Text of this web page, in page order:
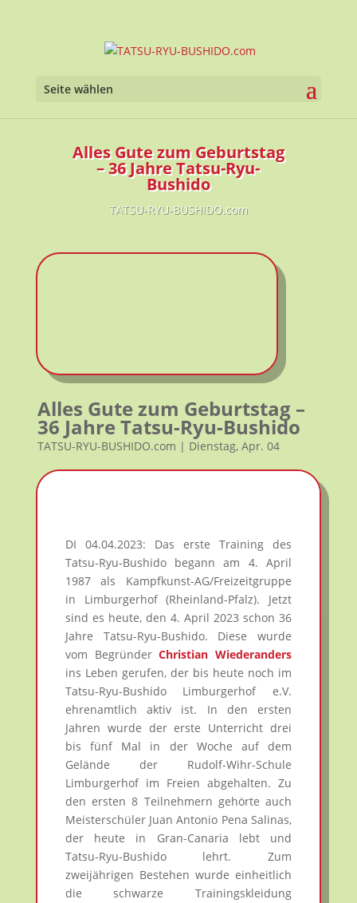
Seite wählen
Alles Gute zum Geburtstag
– 36 Jahre Tatsu-Ryu-
Bushido
TATSU-RYU-BUSHIDO.com
Alles Gute zum Geburtstag –
36 Jahre Tatsu-Ryu-Bushido
TATSU-RYU-BUSHIDO.com | Dienstag, Apr. 04
DI 04.04.2023: Das erste Training des
Tatsu-Ryu-Bushido begann am 4. April
1987 als Kampfkunst-AG/Freizeitgruppe
in Limburgerhof (Rheinland-Pfalz). Jetzt
sind es heute, den 4. April 2023 schon 36
Jahre Tatsu-Ryu-Bushido. Diese wurde
vom BegründerChristian Wiederanders
ins Leben gerufen, der bis heute noch im
Tatsu-Ryu-Bushido Limburgerhof e.V.
ehrenamtlich aktiv ist. In den ersten
Jahren wurde der erste Unterricht drei
bis fünf Mal in der Woche auf dem
Gelände der Rudolf-Wihr-Schule
Limburgerhof im Freien abgehalten. Zu
den ersten 8 Teilnehmern gehörte auch
Meisterschüler Juan Antonio Pena Salinas,
der heute in Gran-Canaria lebt und
Tatsu-Ryu-Bushido lehrt. Zum
zweijährigen Bestehen wurde einheitlich
die schwarze Trainingskleidung